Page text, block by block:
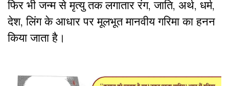
फिर भी जन्म से मृत्यु तक लगातार रंग, जाति, अर्थ, धर्म,
देश, लिंग के आधार पर मूलभूत मानवीय गरिमा का हनन
किया जाता है।